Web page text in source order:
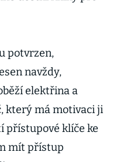
potvrzen,
navždy,
elektřina a
který má motivaci ji
přístupové klíče ke
mít přístup